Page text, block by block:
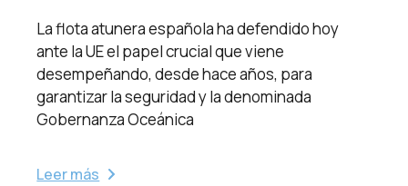
La flota atunera española ha defendido hoy
ante la UE el papel crucial que viene
desempeñando, desde hace años, para
garantizar la seguridad y la denominada
Gobernanza Oceánica
Leer más